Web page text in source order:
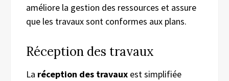
améliore la gestion des ressources et assure
que les travaux sont conformes aux plans.
Réception des travaux
La réception des travaux est simplifiée